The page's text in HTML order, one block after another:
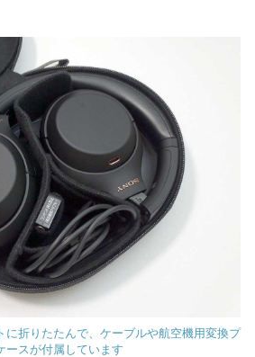
折りたたんで、ケーブルや航空機用変換プ
ースが付属しています